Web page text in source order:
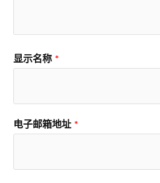
显示名称 *
电子邮箱地址 *